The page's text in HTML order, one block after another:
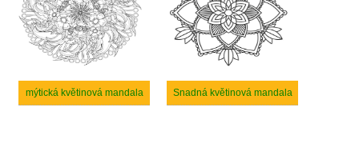
mýtická květinová mandala Snadná květinová mandala